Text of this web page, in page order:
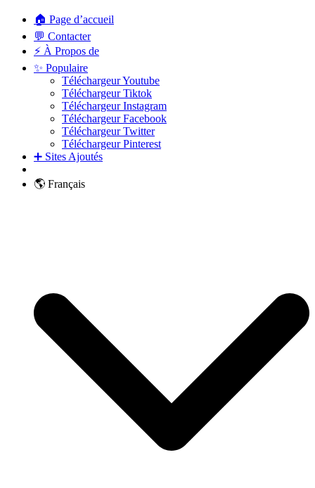
🏠 Page d’accueil
💬 Contacter
⚡ À Propos de
✨ Populaire
Téléchargeur Youtube
Téléchargeur Tiktok
Téléchargeur Instagram
Téléchargeur Facebook
Téléchargeur Twitter
Téléchargeur Pinterest
➕ Sites Ajoutés
🌎 Français